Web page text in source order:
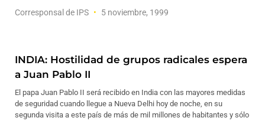
Corresponsal de IPS 5 noviembre, 1999
INDIA: Hostilidad de grupos radicales espera
a Juan Pablo II
El papa Juan Pablo II será recibido en India con las mayores medidas
de seguridad cuando llegue a Nueva Delhi hoy de noche, en su
segunda visita a este país de más de mil millones de habitantes y sólo